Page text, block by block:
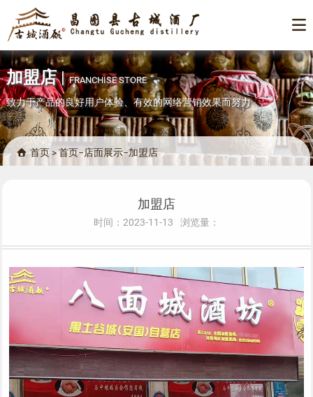

加盟店|FRANCHISE STORE
致力于产品的良好用户体验、有效的网络营销效果而努力
 首页>首页−店面展示−加盟店
加盟店
时间：2023-11-13 浏览量：